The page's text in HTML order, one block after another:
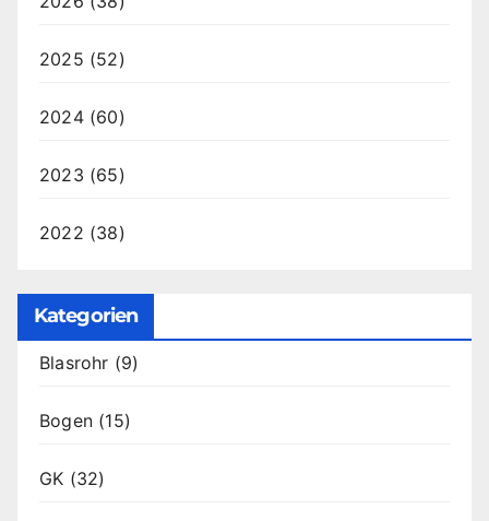
2025 (52)
2024(60)
2023 (65)
2022 (38)
Kategorien
Blasrohr (9)
Bogen (15)
GK (32)